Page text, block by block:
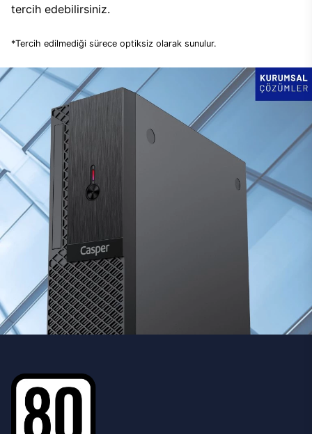
tercih edebilirsiniz.
*Tercih edilmediği sürece optiksiz olarak sunulur.